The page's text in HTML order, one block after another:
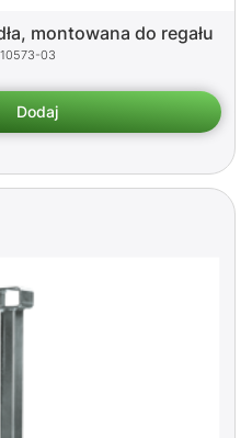
montowana do regału
10573-03